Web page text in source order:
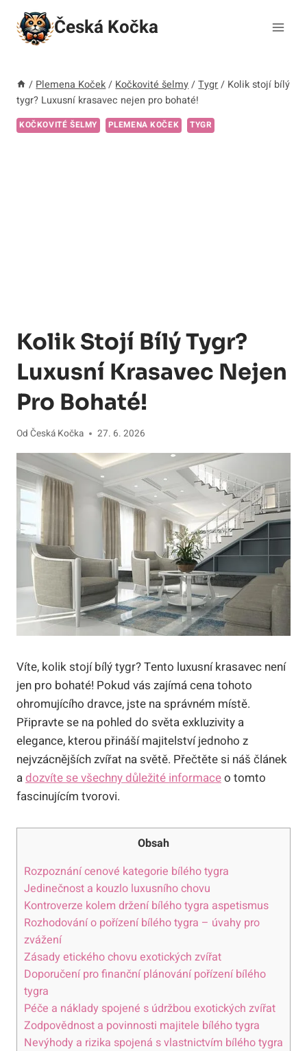
Přeskočit
obsah
Česká Kočka
/ Plemena Koček / Kočkovité šelmy / Tygr / Kolik stojí bílý
tygr? Luxusní krasavec nejen pro bohaté!
KOČKOVITÉ ŠELMY PLEMENA KOČEK TYGR
Kolik Stojí Bílý Tygr?
Luxusní Krasavec Nejen
Pro Bohaté!
Od Česká Kočka 27. 6. 2026
Víte, kolik stojí bílý tygr? Tento luxusní krasavec není⁢
jen pro bohaté! Pokud ​vás zajímá cena tohoto
‌ohromujícího ⁤dravce, jste na správném⁢ místě.
Připravte se na pohled do světa exkluzivity a
elegance, kterou přináší majitelství jednoho z
nejvzácnějších zvířat⁣ na světě. Přečtěte si náš článek
a‌dozvíte se všechny důležité informaceo tomto
fascinujícím tvorovi.
Obsah
Rozpoznání cenové⁢ kategorie‍ bílého tygra
Jedinečnost a kouzlo luxusního ⁤chovu
Kontroverze kolem držení ‍bílého tygra aspetismus
Rozhodování o​ pořízení‍ bílého tygra –​ úvahy‍ pro​
zvážení
Zásady etického ⁣chovu exotických zvířat
Doporučení pro finanční plánování pořízení ‍bílého
tygra
Péče a ⁣náklady spojené s​ údržbou exotických zvířat
Zodpovědnost a povinnosti majitele⁤ bílého tygra
Nevýhody a rizika spojená s vlastnictvím⁣ bílého tygra